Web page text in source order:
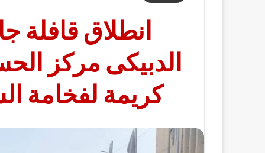
انطلاق قافلة
الدبيكى مركز
كريمة لفخامة